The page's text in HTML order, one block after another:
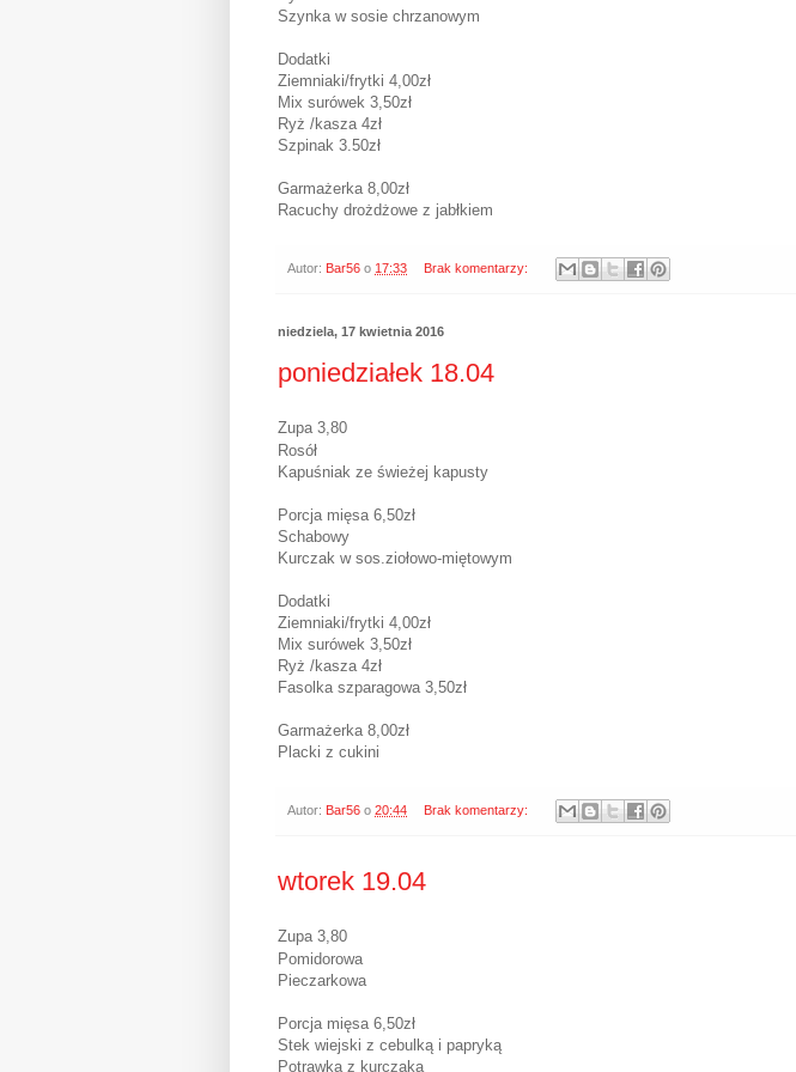
Szynka w sosie chrzanowym
Dodatki
Ziemniaki/frytki 4,00zł
Mix surówek 3,50zł
Ryż /kasza 4zł
Szpinak 3.50zł
Garmażerka 8,00zł
Racuchy drożdżowe z jabłkiem
Autor: Bar56 o 17:33 Brak komentarzy:
niedziela, 17 kwietnia 2016
poniedziałek 18.04
Zupa 3,80
Rosół
Kapuśniak ze świeżej kapusty
Porcja mięsa 6,50zł
Schabowy
Kurczak w sos.ziołowo-miętowym
Dodatki
Ziemniaki/frytki 4,00zł
Mix surówek 3,50zł
Ryż /kasza 4zł
Fasolka szparagowa 3,50zł
Garmażerka 8,00zł
Placki z cukini
Autor: Bar56 o 20:44 Brak komentarzy:
wtorek 19.04
Zupa 3,80
Pomidorowa
Pieczarkowa
Porcja mięsa 6,50zł
Stek wiejski z cebulką i papryką
Potrawka z kurczaka